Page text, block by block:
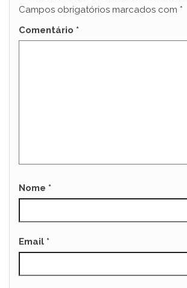
Campos obrigatórios marcados com *
Comentário *
Nome *
Email *